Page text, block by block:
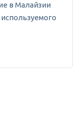
в Малайзии